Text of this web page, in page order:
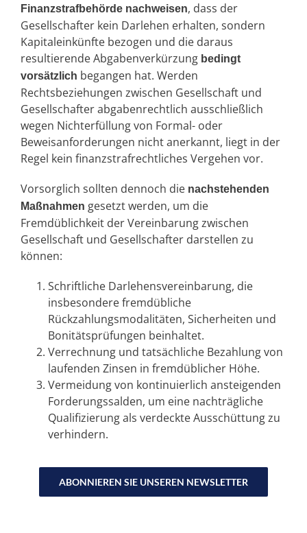
Finanzstrafbehörde nachweisen, dass der
Gesellschafter kein Darlehen erhalten, sondern
Kapitaleinkünfte bezogen und die daraus
resultierende Abgabenverkürzung bedingt
vorsätzlich begangen hat. Werden
Rechtsbeziehungen zwischen Gesellschaft und
Gesellschafter abgabenrechtlich ausschließlich
wegen Nichterfüllung von Formal- oder
Beweisanforderungen nicht anerkannt, liegt in der
Regel kein finanzstrafrechtliches Vergehen vor.
Vorsorglich sollten dennoch dienachstehenden
Maßnahmen gesetzt werden, um die
Fremdüblichkeit der Vereinbarung zwischen
Gesellschaft und Gesellschafter darstellen zu
können:
Schriftliche Darlehensvereinbarung, die
insbesondere fremdübliche
Rückzahlungsmodalitäten, Sicherheiten und
Bonitätsprüfungen beinhaltet.
Verrechnung und tatsächliche Bezahlung von
laufenden Zinsen in fremdüblicher Höhe.
Vermeidung von kontinuierlich ansteigenden
Forderungssalden, um eine nachträgliche
Qualifizierung als verdeckte Ausschüttung zu
verhindern.
ABONNIEREN SIE UNSEREN NEWSLETTER